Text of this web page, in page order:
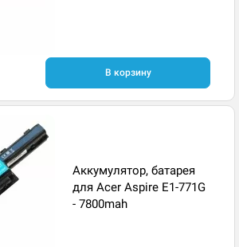
В корзину
Аккумулятор, батарея
для Acer Aspire E1-771G
- 7800mah